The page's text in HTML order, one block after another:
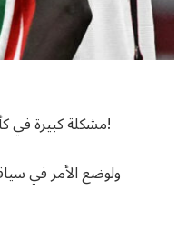
مشكلة كبيرة في كأس أفريقيا! الاتحاد المغربي طلب تغيير حكم مباراته ضد الكاميرون والكاف وافق على ذلك!
ولوضع الأمر في